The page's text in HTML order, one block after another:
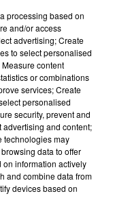
COUTAND
DOUÉTIL
processing based on
and/or access
advertising; Create
to select personalised
content
or combinations
services; Create
personalised
security, prevent and
advertising and content;
technologies may
data to offer
information actively
and combine data from
devices based on